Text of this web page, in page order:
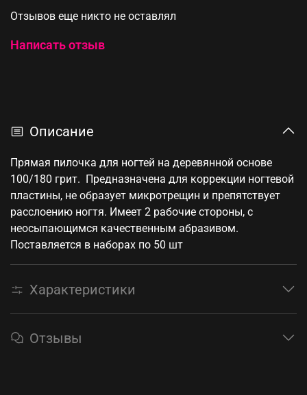
Отзывов еще никто не оставлял
Написать отзыв
Описание
Прямая пилочка для ногтей на деревянной основе
100/180 грит. Предназначена для коррекции ногтевой
пластины, не образует микротрещин и препятствует
расслоению ногтя. Имеет 2 рабочие стороны, с
неосыпающимся качественным абразивом.
Поставляется в наборах по 50 шт
Характеристики
Отзывы